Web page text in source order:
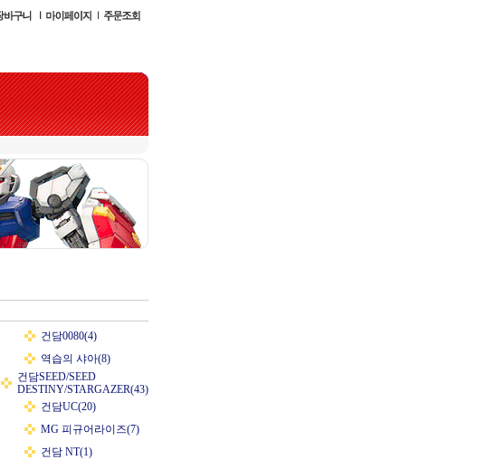
건담0080(4)
역습의 샤아(8)
건담SEED/SEED
DESTINY/STARGAZER(43)
건담UC(20)
MG 피규어라이즈(7)
건담 NT(1)